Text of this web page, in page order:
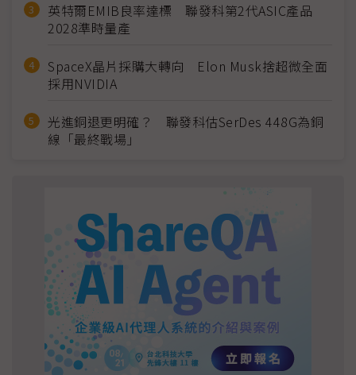
英特爾EMIB良率達標 聯發科第2代ASIC產品
2028準時量產
SpaceX晶片採購大轉向 Elon Musk捨超微全面
採用NVIDIA
光進銅退更明確？ 聯發科估SerDes 448G為銅
線「最終戰場」